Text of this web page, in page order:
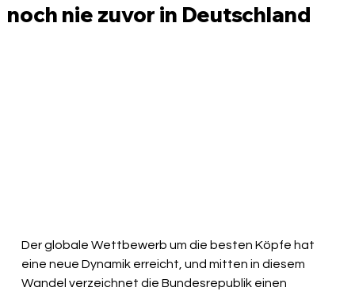
noch nie zuvor in Deutschland
Der globale Wettbewerb um die besten Köpfe hat
eine neue Dynamik erreicht, und mitten in diesem
Wandel verzeichnet die Bundesrepublik einen